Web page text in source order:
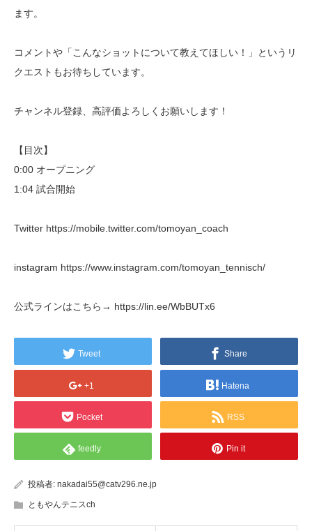
ます。
コメントや「こんなショットについて教えてほしい！」というリ
クエストもお待ちしています。
チャンネル登録、高評価よろしくお願いします！
【目次】
0:00 オープニング
1:04 試合開始
Twitter https://mobile.twitter.com/tomoyan_coach
instagram https://www.instagram.com/tomoyan_tennisch/
公式ラインはこちら→ https://lin.ee/WbBUTx6
Tweet Share
+1 Hatena
Pocket RSS
feedly Pin it
投稿者: nakadai55@catv296.ne.jp
ともやんテニスch